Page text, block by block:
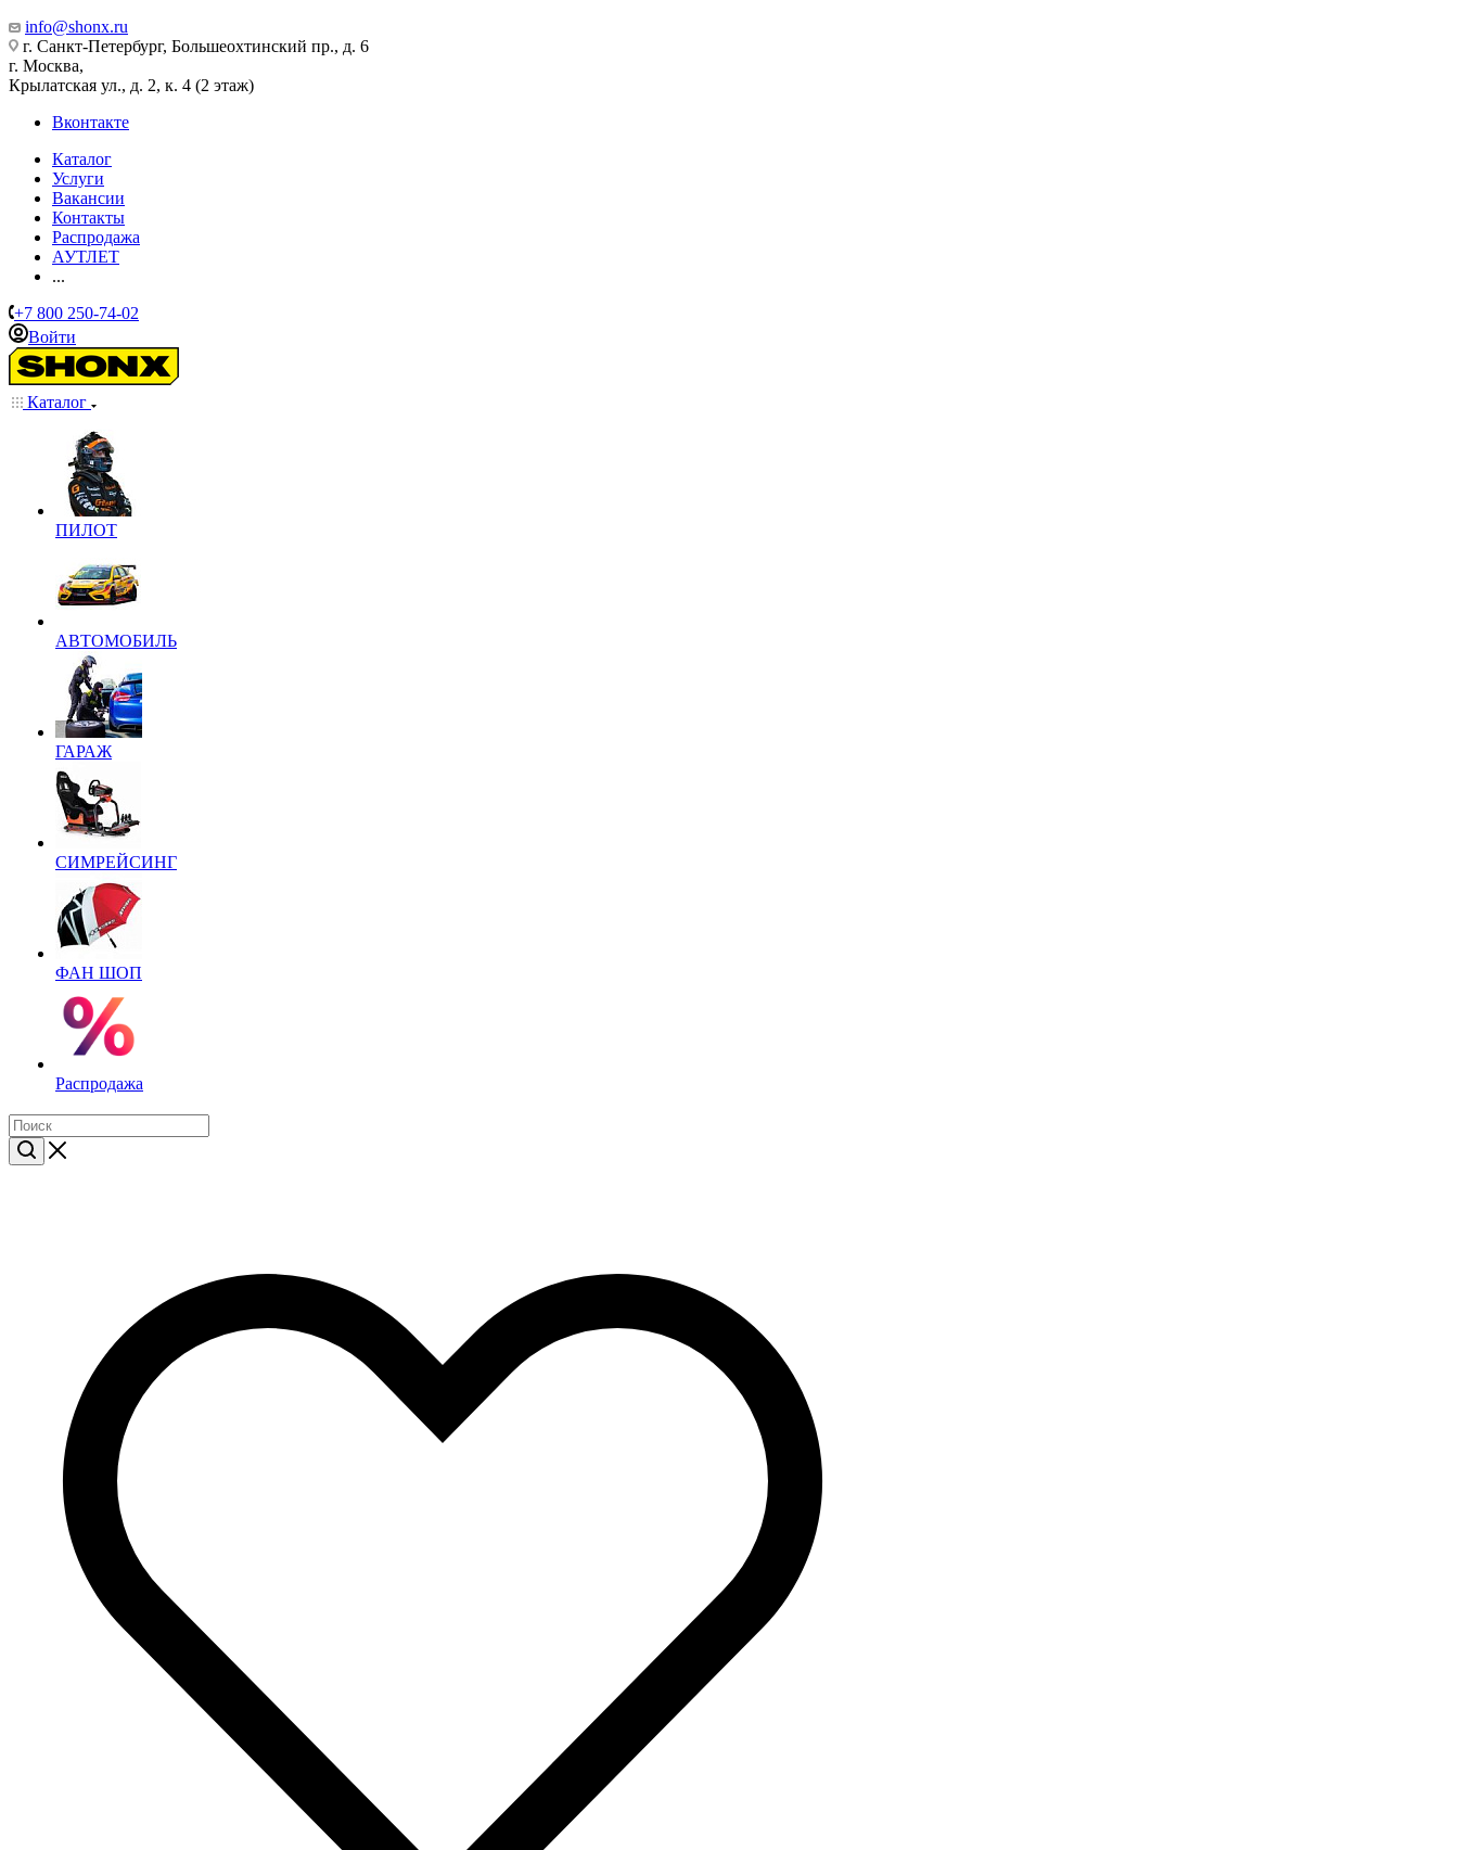
info@shonx.ru
г. Санкт-Петербург, Большеохтинский пр., д. 6
г. Москва,
Крылатская ул., д. 2, к. 4 (2 этаж)
Вконтакте
Каталог
Услуги
Вакансии
Контакты
Распродажа
АУТЛЕТ
...
+7 800 250-74-02
Войти
Каталог
ПИЛОТ
АВТОМОБИЛЬ
ГАРАЖ
СИМРЕЙСИНГ
ФАН ШОП
Распродажа